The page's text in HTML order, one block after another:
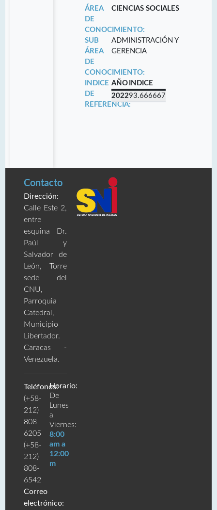
ÁREA
DE
CONOCIMIENTO:
CIENCIAS SOCIALES
SUB
ÁREA
DE
CONOCIMIENTO:
ADMINISTRACIÓN Y
GERENCIA
INDICE
DE
REFERENCIA:
AÑO INDICE
202293.666667
Contacto
Dirección:
Calle Este 2,
entre
esquina Dr.
Paúl y
Salvador de
León, Torre
sede del
CNU,
Parroquia
Catedral,
Municipio
Libertador.
Caracas -
Venezuela.
Teléfonos:
(+58-
212)
808-
6205
(+58-
212)
808-
6542
Correo
electrónico:
Horario:
De
Lunes
a
Viernes:
8:00
am a
12:00
m